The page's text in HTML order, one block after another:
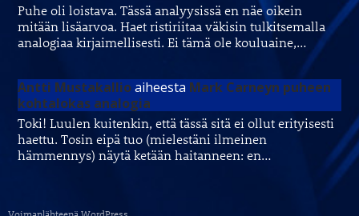
Puhe oli loistava. Tässä analyysissä en näe oikein
mitään lisäarvoa. Haet ristiriitaa väkisin tulkitsemalla
analogiaa kirjaimellisesti. Ei tämä ole kouluaine,…
Antti Mustakallioaiheesta Mark Carneyn puheen
kohtalokas analogia
Toki! Luulen kuitenkin, että tässä sitä ei ollut erityisesti
haettu. Tosin eipä tuo (mielestäni ilmeinen
hämmennys) näytä ketään haitanneen: en…